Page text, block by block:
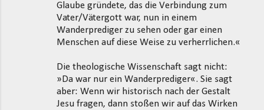
Glaube gründete, das die Verbindung zum
Vater/Vätergott war, nun in einem
Wanderprediger zu sehen oder gar einen
Menschen auf diese Weise zu verherrlichen.«
Die theologische Wissenschaft sagt nicht:
»Da war nur ein Wanderprediger«. Sie sagt
aber: Wenn wir historisch nach der Gestalt
Jesu fragen, dann stoßen wir auf das Wirken